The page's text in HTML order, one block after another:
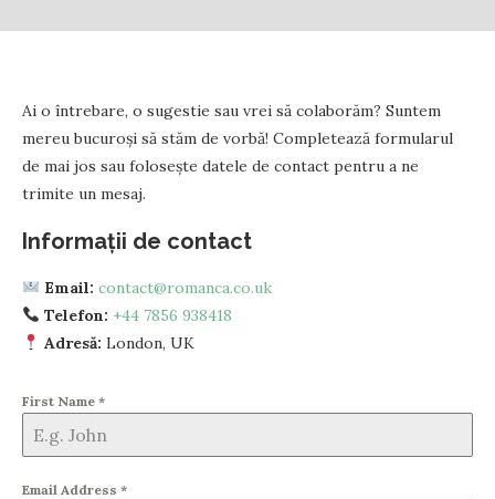
Ai o întrebare, o sugestie sau vrei să colaborăm? Suntem
mereu bucuroși să stăm de vorbă! Completează formularul
de mai jos sau folosește datele de contact pentru a ne
trimite un mesaj.
Informații de contact
Email: contact@romanca.co.uk
Telefon: +44 7856 938418
Adresă: London, UK
First Name *
Email Address *